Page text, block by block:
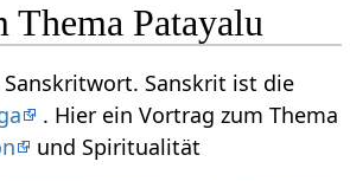
Thema Patayalu
Sanskrit ist die
. Hier ein Vortrag zum Thema
und Spiritualität